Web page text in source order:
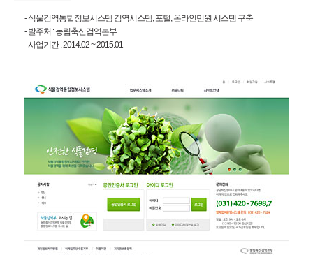
- 식물검역통합정보시스템 검역시스템, 포털, 온라인민원 시스템 구축
- 발주처 : 농림축산검역본부
- 사업기간 : 2014.02 ~ 2015.01